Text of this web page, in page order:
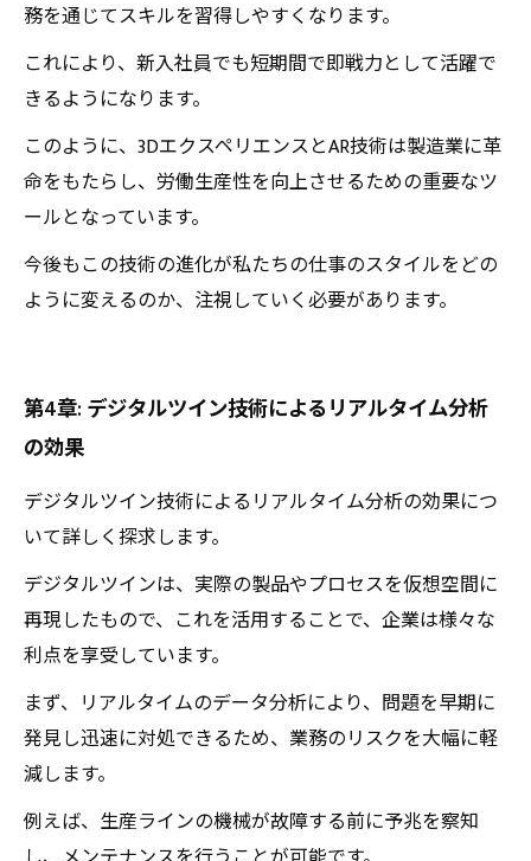
務を通じてスキルを習得しやすくなります。
これにより、新入社員でも短期間で即戦力として活躍で
きるようになります。
このように、3DエクスペリエンスとAR技術は製造業に革
命をもたらし、労働生産性を向上させるための重要なツ
ールとなっています。
今後もこの技術の進化が私たちの仕事のスタイルをどの
ように変えるのか、注視していく必要があります。
第4章: デジタルツイン技術によるリアルタイム分析
の効果
デジタルツイン技術によるリアルタイム分析の効果につ
いて詳しく探求します。
デジタルツインは、実際の製品やプロセスを仮想空間に
再現したもので、これを活用することで、企業は様々な
利点を享受しています。
まず、リアルタイムのデータ分析により、問題を早期に
発見し迅速に対処できるため、業務のリスクを大幅に軽
減します。
例えば、生産ラインの機械が故障する前に予兆を察知